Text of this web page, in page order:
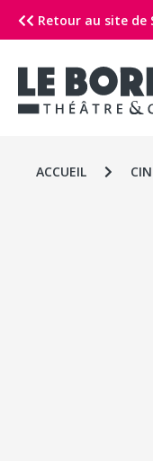
Retour au site de
ACCUEIL